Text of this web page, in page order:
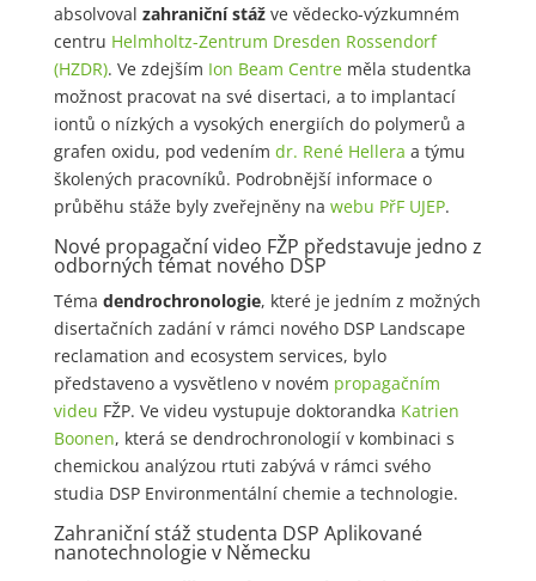
absolvoval zahraniční stážve vědecko-výzkumném
centru Helmholtz-Zentrum Dresden Rossendorf
(HZDR). Ve zdejším Ion Beam Centreměla studentka
možnost pracovat na své disertaci, a to implantací
iontů o nízkých a vysokých energiích do polymerů a
grafen oxidu, pod vedením dr. René Hellera a týmu
školených pracovníků. Podrobnější informace o
průběhu stáže byly zveřejněny na webu PřF UJEP.
Nové propagační video FŽP představuje jedno z
odborných témat nového DSP
Téma dendrochronologie, které je jedním z možných
disertačních zadání v rámci nového DSP Landscape
reclamation and ecosystem services, bylo
představeno a vysvětleno v novém propagačním
videu FŽP. Ve videu vystupuje doktorandka Katrien
Boonen, která se dendrochronologií v kombinaci s
chemickou analýzou rtuti zabývá v rámci svého
studia DSP Environmentální chemie a technologie.
Zahraniční stáž studenta DSP Aplikované
nanotechnologie v Německu